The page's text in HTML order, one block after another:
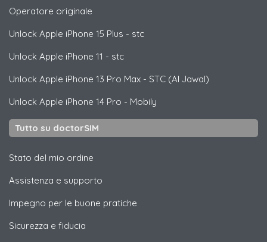
Operatore originale
Unlock Apple iPhone 15 Plus - stc
Unlock Apple iPhone 11 - stc
Unlock Apple iPhone 13 Pro Max - STC (Al Jawal)
Unlock Apple iPhone 14 Pro - Mobily
Tutto su doctorSIM
Stato del mio ordine
Assistenza e supporto
Impegno per le buone pratiche
Sicurezza e fiducia